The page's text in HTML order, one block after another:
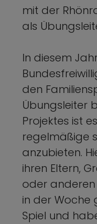
mit der
als
In diesem
den
Übungsleiter
Projektes ist
regelmäßige
anzubieten.
ihren Eltern,
oder
in der Woche
Spiel und